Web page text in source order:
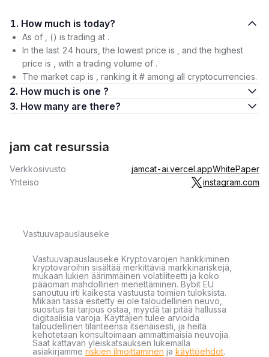
1. How much is today?
As of , () is trading at .
In the last 24 hours, the lowest price is , and the highest
price is , with a trading volume of .
The market cap is , ranking it # among all cryptocurrencies.
2. How much is one ?
3. How many are there?
jam cat resurssia
Verkkosivusto jamcat-ai.vercel.appWhitePaper
Yhteisö
instagram.com
Vastuuvapauslauseke
Vastuuvapauslauseke Kryptovarojen hankkiminen
kryptovaroihin sisältää merkittäviä markkinariskejä,
mukaan lukien äärimmäinen volatiliteetti ja koko
pääoman mahdollinen menettäminen. Bybit EU
sanoutuu irti kaikesta vastuusta toimien tuloksista.
Mikään tässä esitetty ei ole taloudellinen neuvo,
suositus tai tarjous ostaa, myydä tai pitää hallussa
digitaalisia varoja. Käyttäjien tulee arvioida
taloudellinen tilanteensa itsenäisesti, ja heitä
kehotetaan konsultoimaan ammattimaisia neuvojia.
Saat kattavan yleiskatsauksen lukemalla
asiakirjamme riskien ilmoittaminen ja käyttöehdot.